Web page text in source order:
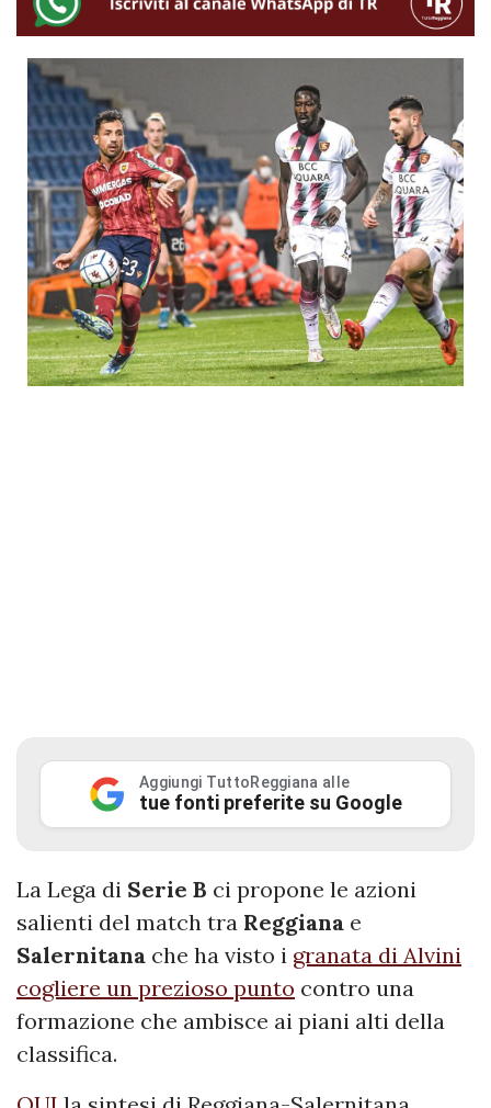
Aggiungi TuttoReggiana alle
tue fonti preferite su Google
La Lega di Serie B ci propone le azioni
salienti del match tra Reggiana e
Salernitana che ha visto i granata di Alvini
cogliere un prezioso punto contro una
formazione che ambisce ai piani alti della
classifica.